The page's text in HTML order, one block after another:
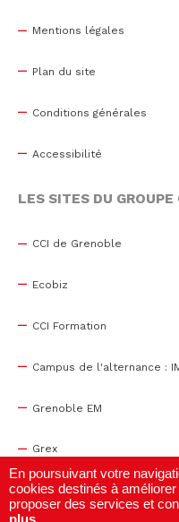
Mentions légales
Plan du site
Conditions générales
Accessibilité
LES SITES DU
CCI de Grenoble
Ecobiz
CCI Formation
Campus de l'alternance :
Grenoble EM
Grex
WTC Grenoble
En poursuivant votre
cookies destinés à
proposer des services et
plus